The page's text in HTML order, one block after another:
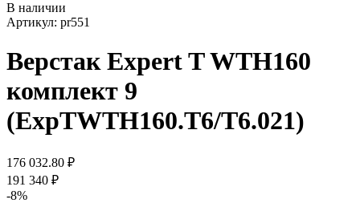
В наличии
Артикул: pr551
Верстак Expert T WTH160
комплект 9
(ExpTWTH160.T6/T6.021)
176 032.80 ₽
191 340 ₽
-8%